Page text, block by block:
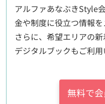
アルファあなぶきStyle
金や制度に役立つ情報を
さらに、希望エリアの
デジタルブックもご利用
無料で